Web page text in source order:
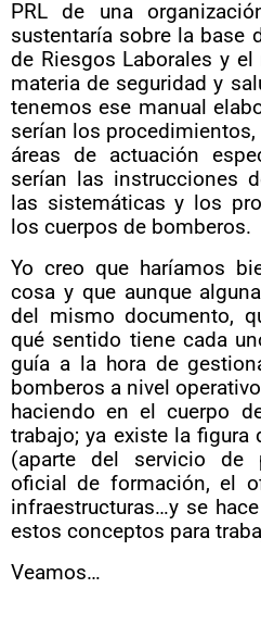
PRL de una
sustentaría sobre la base
de Riesgos Laborales y
materia de seguridad y
tenemos ese manual
serían los
áreas de actuación
serían las instrucciones
las sistemáticas y los
los cuerpos de bomberos.
Yo creo que haríamos
cosa y que aunque
del mismo documento,
qué sentido tiene cada
guía a la hora de
bomberos a nivel
haciendo en el cuerpo
trabajo; ya existe la figura
(aparte del servicio de
oficial de formación, el
infraestructuras…y se
estos conceptos para
Veamos…